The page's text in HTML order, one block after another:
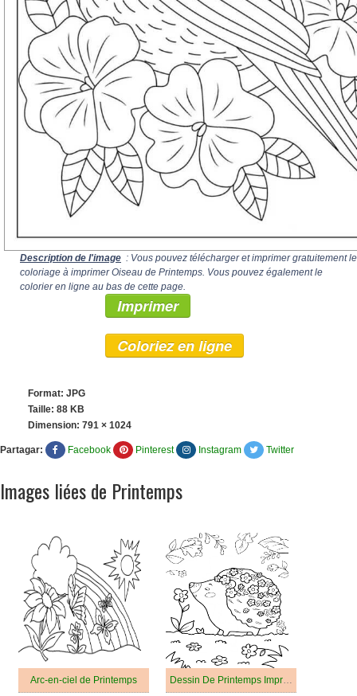
Description de l'image : Vous pouvez télécharger et imprimer gratuitement le
coloriage à imprimer Oiseau de Printemps. Vous pouvez également le
colorier en ligne au bas de cette page.
Imprimer
Coloriez en ligne
Format: JPG
Taille: 88 KB
Dimension: 791 × 1024
Partagar: Facebook Pinterest Instagram Twitter
Images liées de Printemps
Arc-en-ciel de Printemps Dessin De Printemps Imprimable